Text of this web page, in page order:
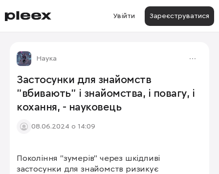
Увійти Зареєструватися
Наука
Застосунки для знайомств
"вбивають" і знайомства, і повагу, і
кохання, - науковець
08.06.2024 о 14:09
Покоління "зумерів" через шкідливі
застосунки для знайомств ризикує